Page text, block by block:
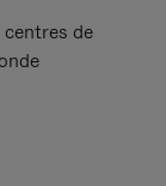
centres de